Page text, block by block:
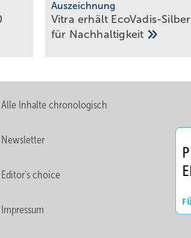
Auszeichnung
Vitra erhält EcoVadis-Silber
für Nach­hal­tig­keit
Alle Inhalte chronologisch
Newsletter
Editor's choice
Impressum